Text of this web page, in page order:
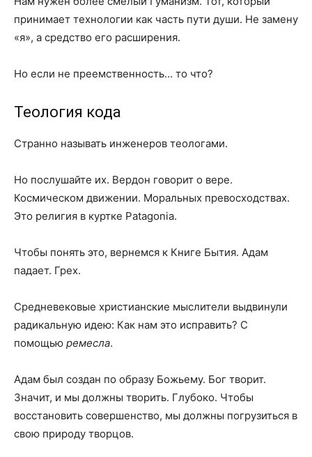
принимает технологии как часть пути души. Не замену
«я», а средство его расширения.
Но если не преемственность… то что?
Теология кода
Странно называть инженеров теологами.
Но послушайте их. Вердон говорит о вере.
Космическом движении. Моральных превосходствах.
Это религия в куртке Patagonia.
Чтобы понять это, вернемся к Книге Бытия. Адам
падает. Грех.
Средневековые христианские мыслители выдвинули
радикальную идею: Как нам это исправить? С
помощью ремесла.
Адам был создан по образу Божьему. Бог творит.
Значит, и мы должны творить. Глубоко. Чтобы
восстановить совершенство, мы должны погрузиться в
свою природу творцов.